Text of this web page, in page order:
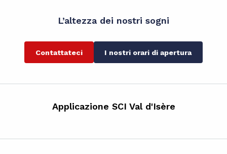
L’altezza dei nostri sogni
Contattateci I nostri orari di apertura
Applicazione SCI Val d'Isère